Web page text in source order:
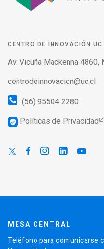
CENTRO DE INNOVACIÓN UC
Av. Vicuña Mackenna 4860,
centrodeinnovacion@uc.cl
(56) 95504 2280
verified_user Políticas de Privacidad
MESA CENTRAL
Teléfono para comunicarse